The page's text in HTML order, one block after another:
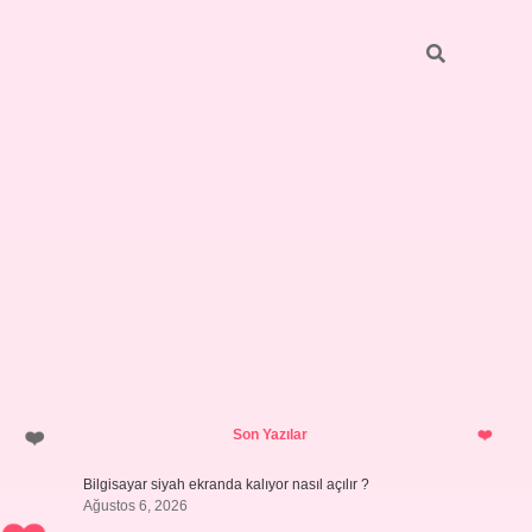
SidebarSon Yazılar
Bilgisayar siyah ekranda kalıyor nasıl açılır ?
Ağustos 6, 2026